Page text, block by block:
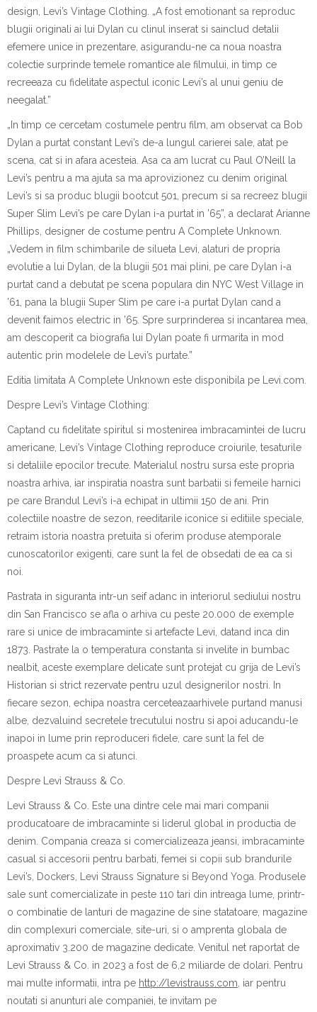
design, Levi’s Vintage Clothing . „A fost emotionant sa reproduc
blugii originali ai lui Dylan cu clinul inserat si sainclud detalii
efemere unice in prezentare, asigurandu-ne ca noua noastra
colectie surprinde temele romantice ale filmului, in timp ce
recreeaza cu fidelitate aspectul iconic Levi’s al unui geniu de
neegalat.”
„ n timp ce cercetam costumele pentru film, am observat ca Bob
Dylan a purtat constant Levi’s de-a lungul carierei sale, atat pe
scena , cat si in afara acesteia. Asa ca am lucrat cu Paul O’Neill la
Levi’s pentru a ma ajuta sa ma aprovizionez cu denim original
Levi’s si sa produc blugii bootcut 501, precum si sa recreez blugii
Super Slim Levi’s pe care Dylan i-a purtat in ’65”, a declarat Arianne
Phillips, designer de costume pentru A Complete Unknown
„Vedem in film schimbarile de silueta Levi, al aturi de propria
evolutie a lui Dylan, de la blugii 501 mai plini, pe care Dylan i-a
purtat cand a debutat pe scena populara din NYC West Village in
’61, pana la blugii Super Slim pe care i-a purtat Dylan cand a
devenit faimos electric in ’65. Spre surprinderea si incantarea mea,
am descoperit ca biografia lui Dylan poate fi urmarita in mod
autentic prin modelele de Levi’s purtate.”
Editia limitata A Complete Unknown este disponibila pe Levi.com
Despre Levi’s Vintage Clothing:
Captand cu fidelitate spiritul si mostenirea imbracamintei de lucru
americane, Levi’s Vintage Clothing reproduce croiurile, tesaturile
si detaliile epocilor trecute. Materialul nostru sursa este propria
noastra arhiva , iar inspiratia noastra sunt barbatii si femeile harnici
pe care Brandul Levi’s i-a echipat in ultimii 150 de ani. Prin
colectiile noastre de sezon, reeditarile iconice si editiile speciale,
retraim istoria noastra pretuita si oferim produse atemporale
cunoscatorilor exigenti, care sunt la fel de obsedati de ea ca si
noi.
Pastrata in siguranta intr-un seif adanc in interiorul sediului nostru
din San Francisco se afla o arhiva cu peste 20.000 de exemple
rare si unice de imbracaminte si artefacte Levi, datand inca din
1873. Pastrate la o temperatura constanta si invelite in bumbac
nealbit, aceste exemplare delicate sunt protejat cu grija de Levi’s
Historian si strict rezervate pentru uzul designerilor nostri.
n
fiecare sezon, echipa noastra cerceteazaarhivele purtand manusi
albe, dezva luind secretele trecutului nostru si apoi aducandu-le
inapoi in lume prin reproduceri fidele, care sunt la fel de
proaspete acum ca si atunci.
Despre Levi Strauss & Co.
Levi Strauss & Co. Este una dintre cele mai mari companii
producatoare de imbracaminte si liderul global in productia de
denim. Compania creaza si comercializeaza jeansi, imbracaminte
casual si accesorii pentru barbati, femei si copii sub brandurile
Levi’s, Dockers, Levi Strauss Signature si Beyond Yoga. Produsele
sale sunt comercializate in peste 110 tari din intreaga lume, printr-
o combinatie de lanturi de magazine de sine statatoare, magazine
din complexuri comerciale, site-uri, si o amprenta global a de
aproximativ 3.200 de magazine dedicate. Venitul net raportat de
Levi Strauss & Co. in 2023 a fost de 6,2 miliarde de dolari.
Pentru
mai multe informatii intra pe http://levistrauss.com iar pentru
noutati si anunturi ale companiei, te invitam pe